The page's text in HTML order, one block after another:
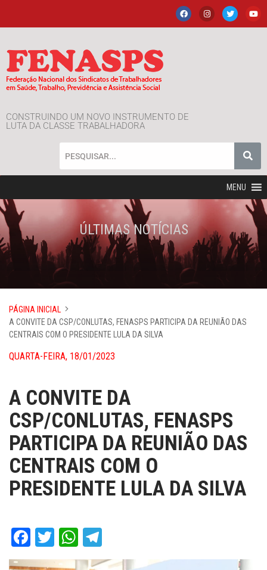
CONSTRUINDO UM NOVO INSTRUMENTO DE
LUTA DA CLASSE TRABALHADORA
MENU
ÚLTIMAS NOTÍCIAS
PÁGINA INICIAL
A CONVITE DA CSP/CONLUTAS, FENASPS PARTICIPA DA REUNIÃO DAS
CENTRAIS COM O PRESIDENTE LULA DA SILVA
QUARTA-FEIRA, 18/01/2023
A CONVITE DA
CSP/CONLUTAS, FENASPS
PARTICIPA DA REUNIÃO DAS
CENTRAIS COM O
PRESIDENTE LULA DA SILVA
Facebook
TwitterWhatsApp